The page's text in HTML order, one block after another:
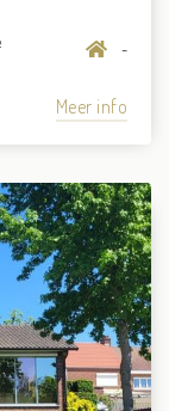
-
Meer info